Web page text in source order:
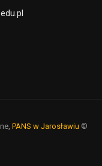
PANS w Jarosławiu ©